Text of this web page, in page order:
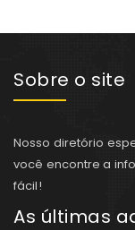
Sobre o site
Nosso diretório
você encontre a
fácil!
As últimas